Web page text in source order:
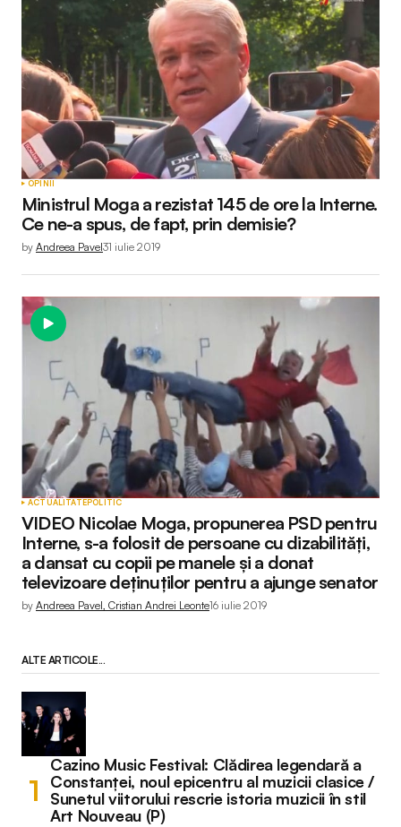
OPINII
Ministrul Moga a rezistat 145 de ore la Interne.
Ce ne-a spus, de fapt, prin demisie?
by Andreea Pavel31 iulie 2019
ACTUALITATEPOLITIC
VIDEO Nicolae Moga, propunerea PSD pentru
Interne, s-a folosit de persoane cu dizabilități,
a dansat cu copii pe manele și a donat
televizoare deținuților pentru a ajunge senator
by Andreea Pavel, Cristian Andrei Leonte16 iulie 2019
ALTE ARTICOLE...
Cazino Music Festival: Clădirea legendară a
Constanței, noul epicentru al muzicii clasice /
Sunetul viitorului rescrie istoria muzicii în stil
Art Nouveau (P)